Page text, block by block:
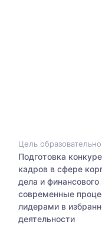
Цель
Подготовка
кадров в сфере
дела и
современные
лидерами в
деятельности